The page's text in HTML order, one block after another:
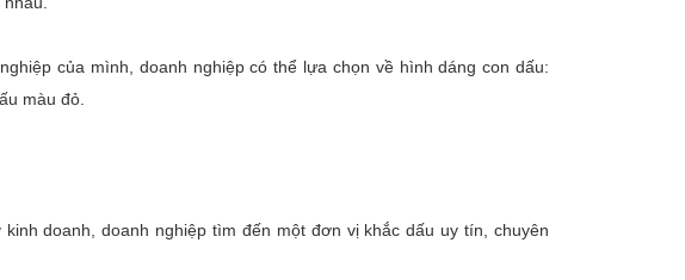
của mình, doanh nghiệp có thể lựa chọn về hình dáng con dấu:
màu đỏ.
doanh, doanh nghiệp tìm đến một đơn vị khắc dấu uy tín, chuyên